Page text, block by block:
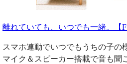
離れていても、いつでも一緒。【
スマホ連動でいつでもうちの子の
マイク＆スピーカー搭載で音も聞